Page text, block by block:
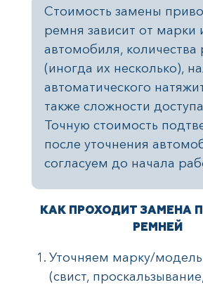
Стоимость замены
ремня зависит от марки
автомобиля, количества
(иногда их несколько),
автоматического
также сложности доступа
Точную стоимость
после уточнения
согласуем до начала
КАК ПРОХОДИТ ЗАМЕНА
РЕМНЕЙ
Уточняем марку/
(свист,